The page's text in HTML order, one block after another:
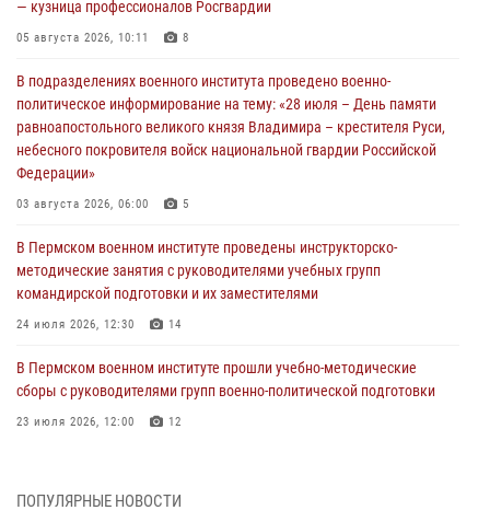
— кузница профессионалов Росгвардии
05 августа 2026, 10:11 8
В подразделениях военного института проведено военно-
политическое информирование на тему: «28 июля – День памяти
равноапостольного великого князя Владимира – крестителя Руси,
небесного покровителя войск национальной гвардии Российской
Федерации»
03 августа 2026, 06:00 5
В Пермском военном институте проведены инструкторско-
методические занятия с руководителями учебных групп
командирской подготовки и их заместителями
24 июля 2026, 12:30 14
В Пермском военном институте прошли учебно-методические
сборы с руководителями групп военно-политической подготовки
23 июля 2026, 12:00 12
Федерации проводится выставка, посвящённая войскам
ПОПУЛЯРНЫЕ НОВОСТИ